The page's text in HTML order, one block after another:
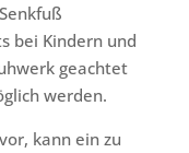
bei Kindern und
geachtet
werden.
kann ein zu